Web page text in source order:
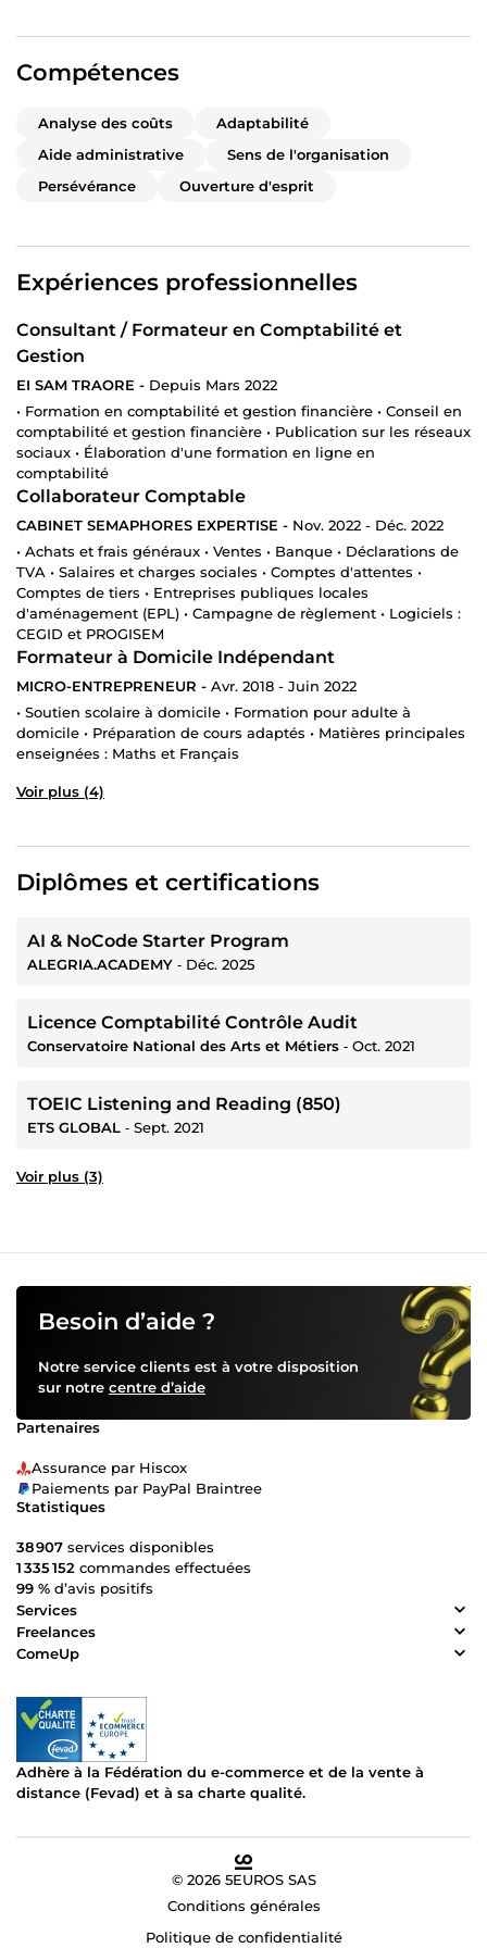
Freelances
TPE
Travaillons ensemble
Chaque projet est unique.
besoin.
Sam
Compétences
Analyse des coûts
Adaptabilité
Aide administrative
Sens de l'organisation
Persévérance
Ouverture d'esprit
Expériences professionnelles
Consultant / Formateur en Comptabilité et
Gestion
EI SAM TRAORE - Depuis Mars 2022
• Formation en comptabilité et gestion financière • Conseil en
comptabilité et gestion financière • Publication sur les réseaux
sociaux • Élaboration d'une formation en ligne en
comptabilité
Collaborateur Comptable
CABINET SEMAPHORES EXPERTISE - Nov. 2022 - Déc. 2022
• Achats et frais généraux • Ventes • Banque • Déclarations de
TVA • Salaires et charges sociales • Comptes d'attentes •
Comptes de tiers • Entreprises publiques locales
d'aménagement (EPL) • Campagne de règlement • Logiciels :
CEGID et PROGISEM
Formateur à Domicile Indépendant
MICRO-ENTREPRENEUR - Avr. 2018 - Juin 2022
• Soutien scolaire à domicile • Formation pour adulte à
domicile • Préparation de cours adaptés • Matières principales
enseignées : Maths et Français
Voir plus (4)
Diplômes et certifications
AI & NoCode Starter Program
ALEGRIA.ACADEMY ‐ Déc. 2025
Licence Comptabilité Contrôle Audit
Conservatoire National des Arts et Métiers ‐ Oct. 2021
TOEIC Listening and Reading (850)
ETS GLOBAL ‐ Sept. 2021
Voir plus (3)
Besoin d’aide ?
Notre service clients est à votre disposition
sur notre centre d’aide
Partenaires
Assurance par Hiscox
Paiements par PayPal Braintree
Statistiques
38 907 services disponibles
1 335 152 commandes effectuées
99 % d’avis positifs
Services
Freelances
ComeUp
Adhère à la Fédération du e-commerce et de la vente à
distance (Fevad) et à sa charte qualité.
© 2026 5EUROS SAS
Conditions générales
Politique de confidentialité